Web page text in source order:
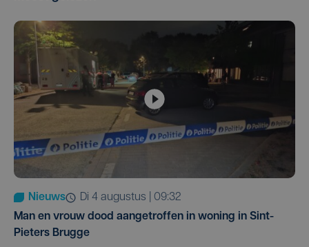
Nieuws
di 4 augustus | 09:32
Man en vrouw dood aangetroffen in woning in Sint-
Pieters Brugge